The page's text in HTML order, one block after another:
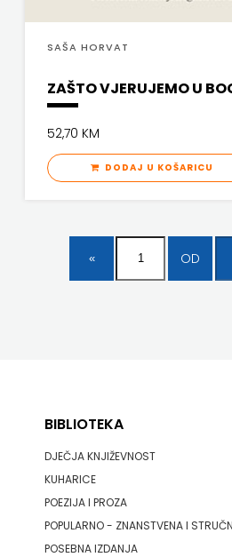
DJECA
NAŠA
NOVOTEKS
OMEGA
PLANETOPIJA
PLANJAX
KOMERC
POETIKA
SAŠA HORVAT
ZAŠTO VJERUJEMO U
52,70 KM
DODAJ U KOŠARICU
OD
BIBLIOTEKA
DJEČJA KNJIŽEVNOST
KUHARICE
POEZIJA I PROZA
POPULARNO - ZNANSTVENA I
POSEBNA IZDANJA